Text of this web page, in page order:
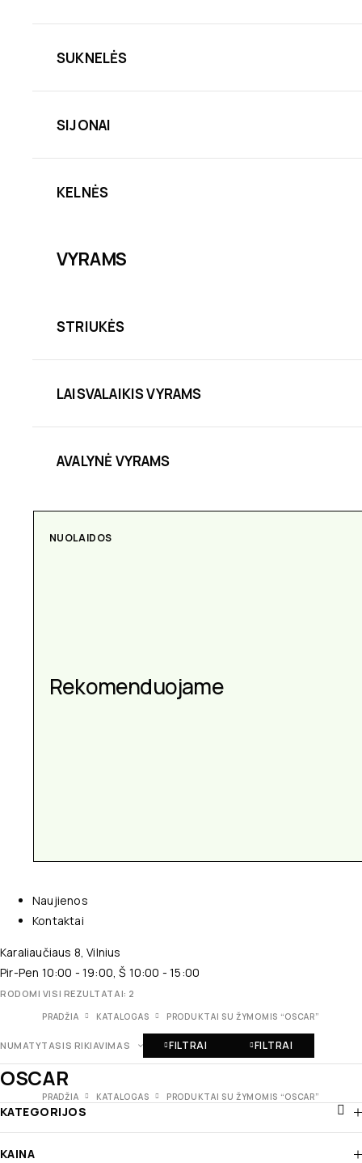
SUKNELĖS
SIJONAI
KELNĖS
VYRAMS
STRIUKĖS
LAISVALAIKIS VYRAMS
AVALYNĖ VYRAMS
NUOLAIDOS
Rekomenduojame
Naujienos
Kontaktai
Karaliaučiaus 8, Vilnius
Pir-Pen 10:00 - 19:00, Š 10:00 - 15:00
RODOMI VISI REZULTATAI: 2
PRADŽIA KATALOGAS PRODUKTAI SU ŽYMOMIS “OSCAR”
NUMATYTASIS RIKIAVIMAS FILTRAI FILTRAI
OSCAR
PRADŽIA KATALOGAS PRODUKTAI SU ŽYMOMIS “OSCAR”
KATEGORIJOS
KAINA